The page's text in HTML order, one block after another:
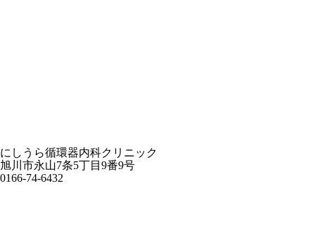
にしうら循環器内科クリニック
旭川市永山7条5丁目9番9号
0166-74-6432